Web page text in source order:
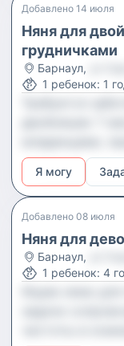
развитием
Добавлено 14 июля
Няня для
грудничками
Барнаул,
1 ребенок: 1
дней в неделю
Я могу
Добавлено 08 июля
Няня для
Барнаул,
1 ребенок: 4